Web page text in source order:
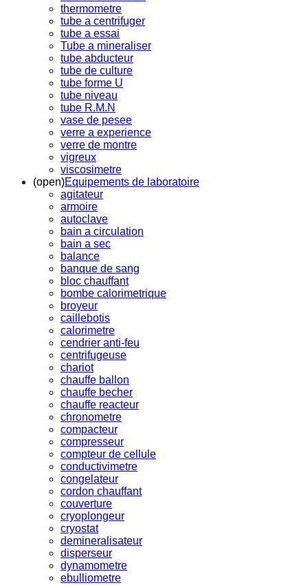
thermometre
tube a centrifuger
tube a essai
Tube a mineraliser
tube abducteur
tube de culture
tube forme U
tube niveau
tube R.M.N
vase de pesee
verre a experience
verre de montre
vigreux
viscosimetre
(open)Equipements de laboratoire
agitateur
armoire
autoclave
bain a circulation
bain a sec
balance
banque de sang
bloc chauffant
bombe calorimetrique
broyeur
caillebotis
calorimetre
cendrier anti-feu
centrifugeuse
chariot
chauffe ballon
chauffe becher
chauffe reacteur
chronometre
compacteur
compresseur
compteur de cellule
conductivimetre
congelateur
cordon chauffant
couverture
cryoplongeur
cryostat
demineralisateur
disperseur
dynamometre
ebulliometre